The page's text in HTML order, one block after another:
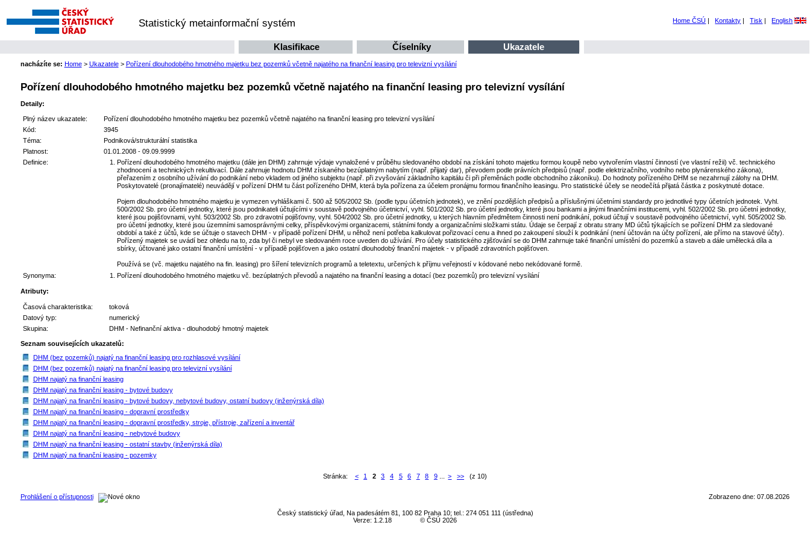
Statistický metainformační systém Home ČSÚ | Kontakty | Tisk | English
Klasifikace Číselníky Ukazatele
nacházíte se: Home> Ukazatele > Pořízení dlouhodobého hmotného majetku bez pozemků včetně najatého na finanční leasing pro televizní vysílání
Pořízení dlouhodobého hmotného majetku bez pozemků včetně najatého na finanční leasing pro televizní vysílání
Detaily:
Plný název ukazatele:
Pořízení dlouhodobého hmotného majetku bez pozemků včetně najatého na finanční leasing pro televizní vysílání
Kód:
3945
Téma:
Podniková/strukturální statistika
Platnost:
01.01.2008 - 09.09.9999
Definice:
Pořízení dlouhodobého hmotného majetku (dále jen DHM) zahrnuje výdaje vynaložené v průběhu sledovaného období na získání tohoto majetku formou koupě nebo vytvořením vlastní činností (ve vlastní režii) vč. technického
zhodnocení a technických rekultivací. Dále zahrnuje hodnotu DHM získaného bezúplatným nabytím (např. přijatý dar), převodem podle právních předpisů (např. podle elektrizačního, vodního nebo plynárenského zákona),
přeřazením z osobního užívání do podnikání nebo vkladem od jiného subjektu (např. při zvyšování základního kapitálu či při přeměnách podle obchodního zákoníku). Do hodnoty pořízeného DHM se nezahrnují zálohy na DHM.
Poskytovatelé (pronajímatelé) neuvádějí v pořízení DHM tu část pořízeného DHM, která byla pořízena za účelem pronájmu formou finančního leasingu. Pro statistické účely se neodečítá přijatá částka z poskytnuté dotace.
Pojem dlouhodobého hmotného majetku je vymezen vyhláškami č. 500 až 505/2002 Sb. (podle typu účetních jednotek), ve znění pozdějších předpisů a příslušnými účetními standardy pro jednotlivé typy účetních jednotek. Vyhl.
500/2002 Sb. pro účetní jednotky, které jsou podnikateli účtujícími v soustavě podvojného účetnictví, vyhl. 501/2002 Sb. pro účetní jednotky, které jsou bankami a jinými finančními institucemi, vyhl. 502/2002 Sb. pro účetní jednotky,
které jsou pojišťovnami, vyhl. 503/2002 Sb. pro zdravotní pojišťovny, vyhl. 504/2002 Sb. pro účetní jednotky, u kterých hlavním předmětem činnosti není podnikání, pokud účtují v soustavě podvojného účetnictví, vyhl. 505/2002 Sb.
pro účetní jednotky, které jsou územními samosprávnými celky, příspěvkovými organizacemi, státními fondy a organizačními složkami státu. Údaje se čerpají z obratu strany MD účtů týkajících se pořízení DHM za sledované
období a také z účtů, kde se účtuje o stavech DHM - v případě pořízení DHM, u něhož není potřeba kalkulovat pořizovací cenu a ihned po zakoupení slouží k podnikání (není účtován na účty pořízení, ale přímo na stavové účty).
Pořízený majetek se uvádí bez ohledu na to, zda byl či nebyl ve sledovaném roce uveden do užívání. Pro účely statistického zjišťování se do DHM zahrnuje také finanční umístění do pozemků a staveb a dále umělecká díla a
sbírky, účtované jako ostatní finanční umístění - v případě pojišťoven a jako ostatní dlouhodobý finanční majetek - v případě zdravotních pojišťoven.
Používá se (vč. majetku najatého na fin. leasing) pro šíření televizních programů a teletextu, určených k příjmu veřejností v kódované nebo nekódované formě.
Synonyma:
Pořízení dlouhodobého hmotného majetku vč. bezúplatných převodů a najatého na finanční leasing a dotací (bez pozemků) pro televizní vysílání
Atributy:
Časová charakteristika:
toková
Datový typ:
numerický
Skupina:
DHM - Nefinanční aktiva - dlouhodobý hmotný majetek
Seznam souvisejících ukazatelů:
DHM (bez pozemků) najatý na finanční leasing pro rozhlasové vysílání
DHM (bez pozemků) najatý na finanční leasing pro televizní vysílání
DHM najatý na finanční leasing
DHM najatý na finanční leasing - bytové budovy
DHM najatý na finanční leasing - bytové budovy, nebytové budovy, ostatní budovy (inženýrská díla)
DHM najatý na finanční leasing - dopravní prostředky
DHM najatý na finanční leasing - dopravní prostředky, stroje, přístroje, zařízení a inventář
DHM najatý na finanční leasing - nebytové budovy
DHM najatý na finanční leasing - ostatní stavby (inženýrská díla)
DHM najatý na finanční leasing - pozemky
Stránka: < 1 2 3 4 5 6 7 8 9... > >> (z 10)
Prohlášení o přístupnosti Zobrazeno dne: 07.08.2026
Český statistický úřad, Na padesátém 81, 100 82 Praha 10; tel.: 274 051 111 (ústředna)
Verze: 1.2.18
© ČSÚ 2026